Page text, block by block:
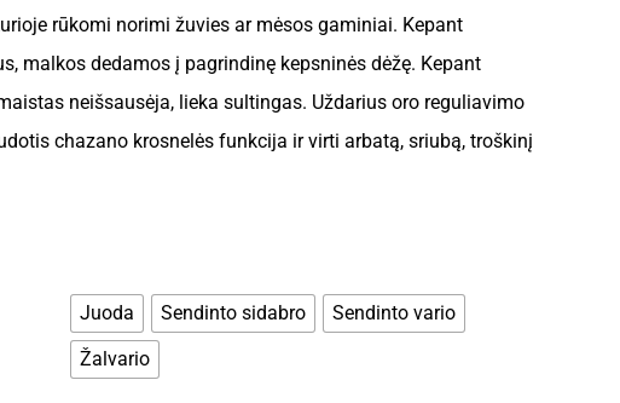
rūkomi norimi žuvies ar mėsos gaminiai. Kepant
malkos dedamos į pagrindinę kepsninės dėžę. Kepant
neišsausėja, lieka sultingas. Uždarius oro reguliavimo
chazano krosnelės funkcija ir virti arbatą, sriubą, troškinį
Juoda Sendinto sidabro
Sendinto vario
Žalvario